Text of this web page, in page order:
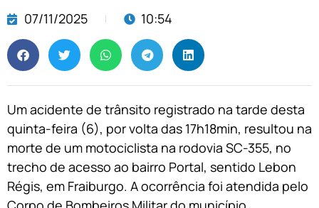
07/11/2025 10:54
Um acidente de trânsito registrado na tarde desta
quinta-feira (6), por volta das 17h18min, resultou na
morte de um motociclista na rodovia SC-355, no
trecho de acesso ao bairro Portal, sentido Lebon
Régis, em Fraiburgo. A ocorrência foi atendida pelo